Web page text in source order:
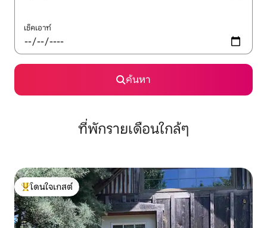
เช็คเอาท์
ค้นหา
ที่พักรายเดือนใกล้ๆ
โดนใจเกสต์ที่สุด
โดนใจเกสต์